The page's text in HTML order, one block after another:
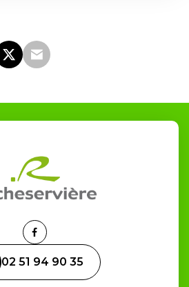
Lien
le
compte
02 51 94 90 35